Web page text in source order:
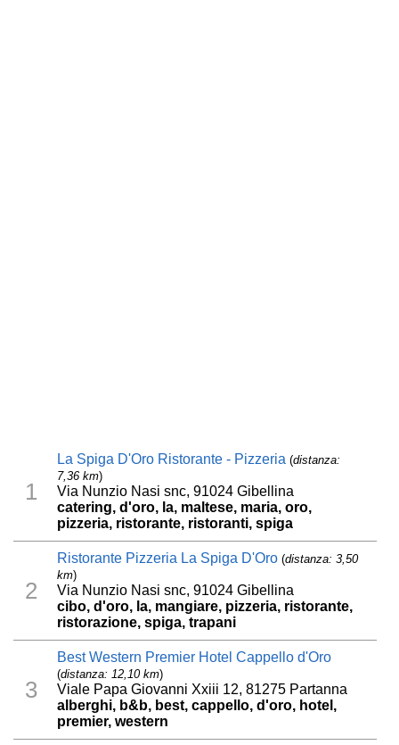
1
La Spiga D'Oro Ristorante - Pizzeria (distanza:
7,36 km)
Via Nunzio Nasi snc, 91024 Gibellina
catering, d'oro, la, maltese, maria, oro,
pizzeria, ristorante, ristoranti, spiga
2
Ristorante Pizzeria La Spiga D'Oro (distanza: 3,50
km)
Via Nunzio Nasi snc, 91024 Gibellina
cibo, d'oro, la, mangiare, pizzeria, ristorante,
ristorazione, spiga, trapani
3
Best Western Premier Hotel Cappello d'Oro
(distanza: 12,10 km)
Viale Papa Giovanni Xxiii 12, 81275 Partanna
alberghi, b&b, best, cappello, d'oro, hotel,
premier, western